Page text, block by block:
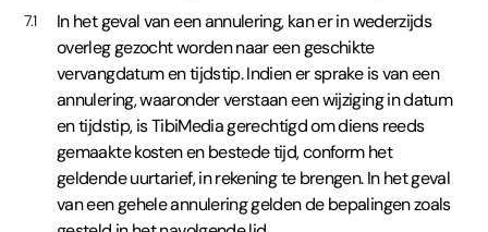
7.1
In het geval van een annulering, kan er in wederzijds
overleg gezocht worden naar een geschikte
vervangdatum en tijdstip. Indien er sprake is van een
annulering, waaronder verstaan een wijziging in datum
en tijdstip, is TibiMedia gerechtigd om diens reeds
gemaakte kosten en bestede tijd, conform het
geldende uurtarief, in rekening te brengen. In het geval
van een gehele annulering gelden de bepalingen zoals